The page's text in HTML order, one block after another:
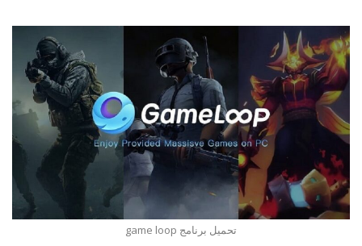
تحميل برنامج game loop